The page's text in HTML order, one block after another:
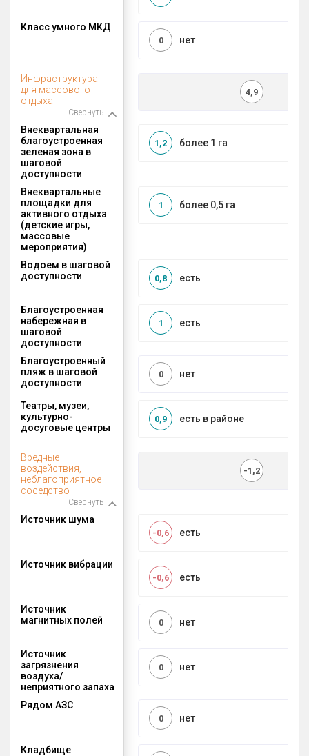
Класс умного МКД
нет
0
Инфраструктура
для массового
отдыха
Свернуть
4,9
Внеквартальная
благоустроенная
зеленая зона в
шаговой
доступности
более 1 га
1,2
Внеквартальные
площадки для
активного отдыха
(детские игры,
массовые
мероприятия)
более 0,5 га
1
Водоем в шаговой
доступности
есть
0,8
Благоустроенная
набережная в
шаговой
доступности
есть
1
Благоустроенный
пляж в шаговой
доступности
нет
0
Театры, музеи,
культурно-
досуговые центры
есть в районе
0,9
Вредные
воздействия,
неблагоприятное
соседство
Свернуть
-1,2
Источник шума
есть
-0,6
Источник вибрации
есть
-0,6
Источник
магнитных полей
нет
0
Источник
загрязнения
воздуха/
неприятного запаха
нет
0
Рядом АЗС
нет
0
Кладбище